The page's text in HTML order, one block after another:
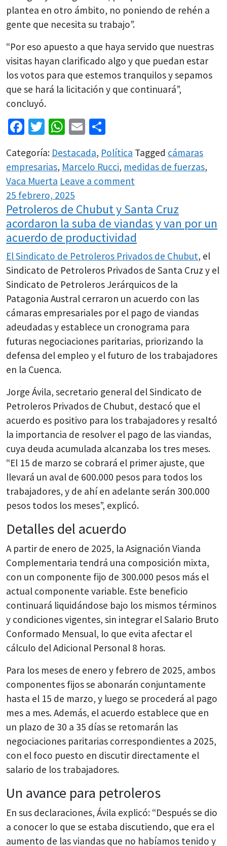
plantea en otro ámbito, no poniendo de rehén a
gente que necesita su trabajo”.
“Por eso apuesto a que haya servido que nuestras
visitas hayan clarificado algo y que puedan estar
los votos para que estemos tranquilos y sepamos
que se hará la licitación y que continuará”,
concluyó.
Facebook
Twitter
WhatsApp
Email
Categoría: Destacada, Política Tagged cámaras
empresarias, Marcelo Rucci, medidas de fuerzas,
Vaca Muerta Leave a comment
25 febrero, 2025
Petroleros de Chubut y Santa Cruz
acordaron la suba de viandas y van por un
acuerdo de productividad
El Sindicato de Petroleros Privados de Chubut, el
Sindicato de Petroleros Privados de Santa Cruz y el
Sindicato de Petroleros Jerárquicos de la
Patagonia Austral cerraron un acuerdo con las
cámaras empresariales por el pago de viandas
adeudadas y establece un cronograma para
futuras negociaciones paritarias, priorizando la
defensa del empleo y el futuro de los trabajadores
en la Cuenca.
Jorge Ávila, secretario general del Sindicato de
Petroleros Privados de Chubut, destacó que el
acuerdo es positivo para los trabajadores y resaltó
la importancia de resolver el pago de las viandas,
cuya deuda acumulada alcanzaba los tres meses.
“El 15 de marzo se cobrará el primer ajuste, que
llevará un aval de 600.000 pesos para todos los
trabajadores, y de ahí en adelante serán 300.000
pesos todos los meses”, explicó.
Detalles del acuerdo
A partir de enero de 2025, la Asignación Vianda
Complementaria tendrá una composición mixta,
con un componente fijo de 300.000 pesos más el
actual componente variable. Este beneficio
continuará liquidándose bajo los mismos términos
y condiciones vigentes, sin integrar el Salario Bruto
Conformado Mensual, lo que evita afectar el
cálculo del Adicional Personal 8 horas.
Para los meses de enero y febrero de 2025, ambos
componentes fijos se abonarán conjuntamente
hasta el 15 de marzo, y luego se procederá al pago
mes a mes. Además, el acuerdo establece que en
un plazo de 30 a 35 días se retomarán las
negociaciones paritarias correspondientes a 2025,
con el foco puesto en discutir directamente el
salario de los trabajadores.
Un avance para petroleros
En sus declaraciones, Ávila explicó: “Después se dio
a conocer lo que se estaba discutiendo, que era el
aumento de las viandas que no habíamos tenido y